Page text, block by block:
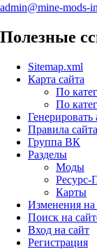
admin@mine-mods-
Полезные
Sitemap.xml
Карта сайта
По
По
Генерировать
Правила сайта
Группа ВК
Разделы
Моды
Ресурс-
Карты
Изменения на
Поиск на
Вход на сайт
Регистрация